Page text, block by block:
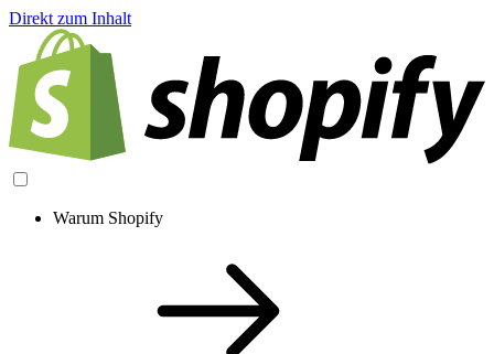
Direkt zum Inhalt
Warum Shopify